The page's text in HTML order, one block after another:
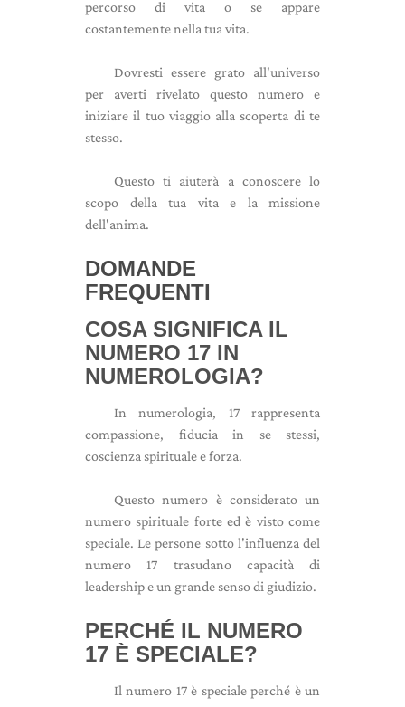
percorso di vita o se appare
costantemente nella tua vita.
Dovresti essere grato all'universo
per averti rivelato questo numero e
iniziare il tuo viaggio alla scoperta di te
stesso.
Questo ti aiuterà a conoscere lo
scopo della tua vita e la missione
dell'anima.
DOMANDE
FREQUENTI
COSA SIGNIFICA IL
NUMERO 17 IN
NUMEROLOGIA?
In numerologia, 17 rappresenta
compassione, fiducia in se stessi,
coscienza spirituale e forza.
Questo numero è considerato un
numero spirituale forte ed è visto come
speciale. Le persone sotto l'influenza del
numero 17 trasudano capacità di
leadership e un grande senso di giudizio.
PERCHÉ IL NUMERO
17 È SPECIALE?
Il numero 17 è speciale perché è un